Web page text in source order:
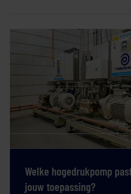
Welke hogedrukpomp
jouw toepassing?